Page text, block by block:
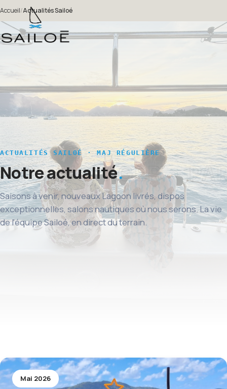
Accueil/Actualités Sailoé
ACTUALITÉS SAILOÉ · MAJ RÉGULIÈRE
Notre actualité
Saisons à venir, nouveaux Lagoon livrés, dispos
exceptionnelles, salons nautiques où nous serons. La vie
de l'équipe Sailoé, en direct du terrain.
Mai 2026